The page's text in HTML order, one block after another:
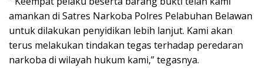
amankan di Satres Narkoba Polres Pelabuhan Belawan
untuk dilakukan penyidikan lebih lanjut. Kami akan
terus melakukan tindakan tegas terhadap peredaran
narkoba di wilayah hukum kami,” tegasnya.